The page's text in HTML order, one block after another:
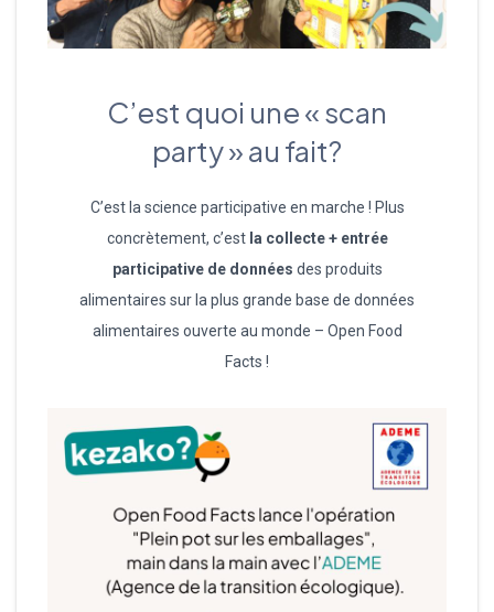
C’est quoi une « scan
party » au fait?
C’est la science participative en marche ! Plus
concrètement, c’est la collecte + entrée
participative de données des produits
alimentaires sur la plus grande base de données
alimentaires ouverte au monde – Open Food
Facts !